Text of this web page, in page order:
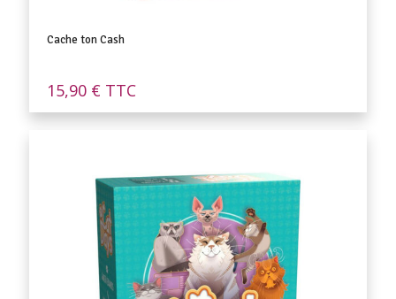
Cache ton Cash
15,90 € TTC